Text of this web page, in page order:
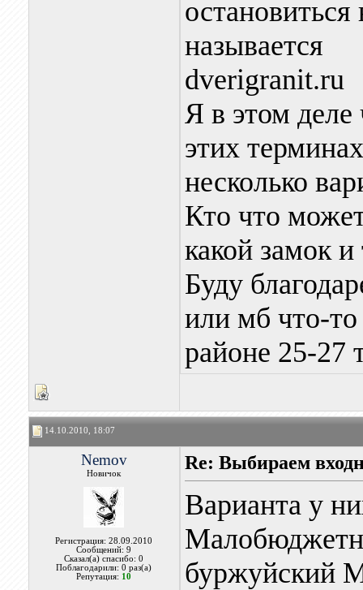
остановиться
называется
dverigranit.ru
Я в этом деле
этих
несколько
Кто что
какой замок
Буду
или мб что-
районе 25-27
14.10.2010, 18:07
Nemov
Новичок
Регистрация: 28.09.2010
Сообщений: 9
Сказал(а) спасибо: 0
Поблагодарили: 0 раз(а)
Репутация: 10
Re: Выбираем
Варианта у
буржуйский